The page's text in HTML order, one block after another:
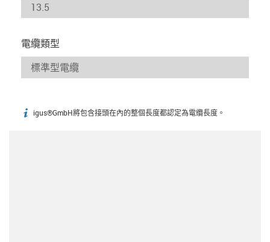
電纜類型
igus-icon-info
igus®GmbH將包含接頭在內的整個長度都認定為電纜長度。